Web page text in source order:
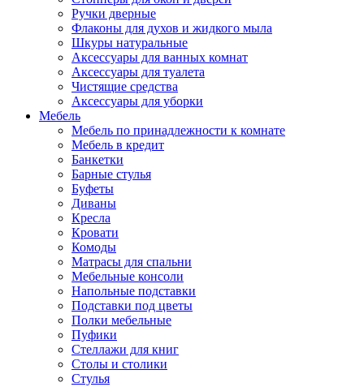
Ручки дверные
Флаконы для духов и жидкого мыла
Шкуры натуральные
Аксессуары для ванных комнат
Аксессуары для туалета
Чистящие средства
Аксессуары для уборки
Мебель
Мебель по принадлежности к комнате
Мебель в кредит
Банкетки
Барные стулья
Буфеты
Диваны
Кресла
Кровати
Комоды
Матрасы для спальни
Мебельные консоли
Напольные подставки
Подставки под цветы
Полки мебельные
Пуфики
Стеллажи для книг
Столы и столики
Стулья